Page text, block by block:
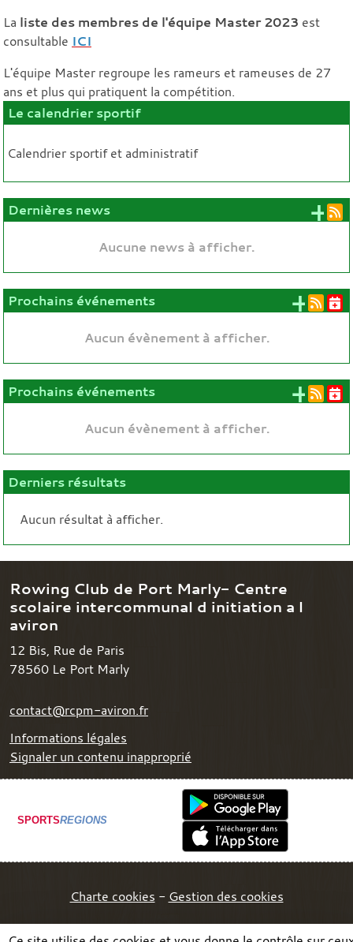
La liste des membres de l'équipe Master 2023 est
consultable ICI
L'équipe Master regroupe les rameurs et rameuses de 27
ans et plus qui pratiquent la compétition.
Le calendrier sportif
Calendrier sportif et administratif
Dernières news
Aucune news à afficher.
+
Prochains événements
Aucun évènement à afficher.
+
Prochains événements
Aucun évènement à afficher.
+
Derniers résultats
Aucun résultat à afficher.
Rowing Club de Port Marly- Centre
scolaire intercommunal d initiation a l
aviron
12 Bis, Rue de Paris
78560 Le Port Marly
contact@rcpm-aviron.fr
Informations légales
Signaler un contenu inapproprié
SPORTSREGIONS
Charte cookies Gestion des cookies